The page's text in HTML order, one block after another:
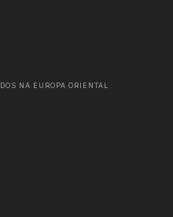
NA EUROPA ORIENTAL